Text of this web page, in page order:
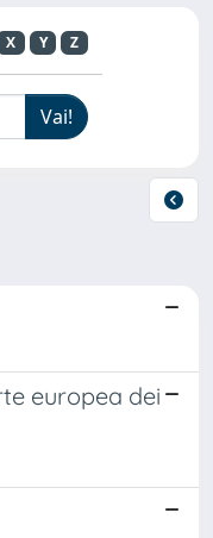
X Y Z
europea dei